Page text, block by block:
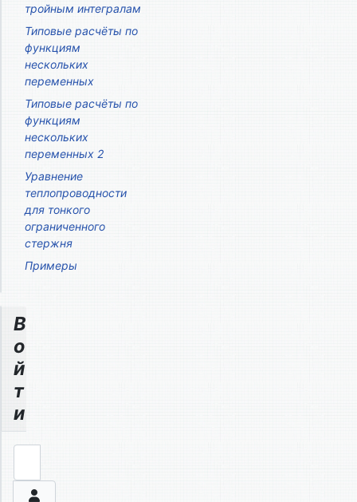
тройным интегралам
Типовые расчёты по
функциям
нескольких
переменных
Типовые расчёты по
функциям
нескольких
переменных 2
Уравнение
теплопроводности
для тонкого
ограниченного
стержня
Примеры
В
о
й
т
и